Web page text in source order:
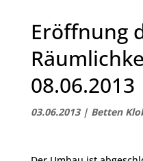
Eröffnung
08.06.2013
03.06.2013| Betten